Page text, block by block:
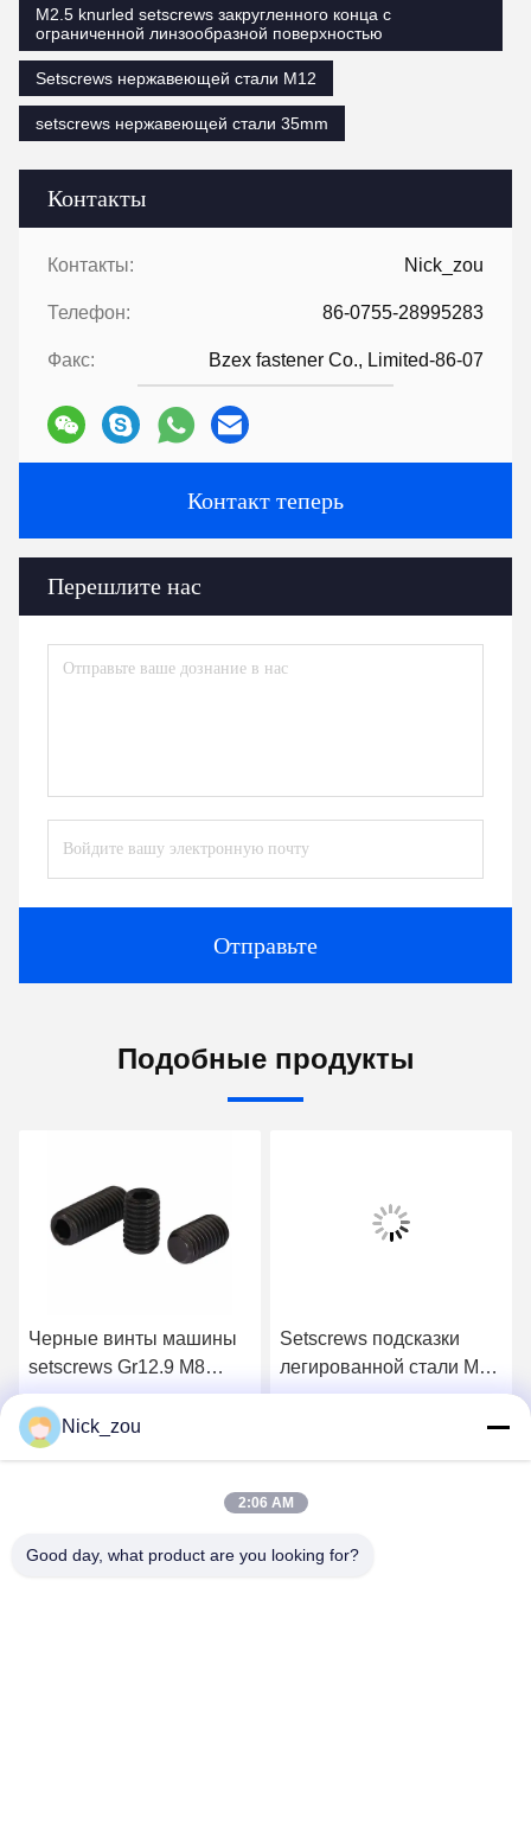
Контакты
Контакты: Nick_zou
Телефон: 86-0755-28995283
Факс: Bzex fastener Co., Limited-86-07
Контакт теперь
Перешлите нас
Отправьте
M2.5 knurled setscrews закругленного конца с
ограниченной линзообразной поверхностью
Setscrews нержавеющей стали M12
setscrews нержавеющей стали 35mm
Подобные продукты
Черные винты машины
setscrews Gr12.9 M8
легированной стали M10
безглавые
Setscrews подсказки
легированной стали M4
винты машины окиси
Nick_zou
2:06 AM
Good day, what product are you looking for?